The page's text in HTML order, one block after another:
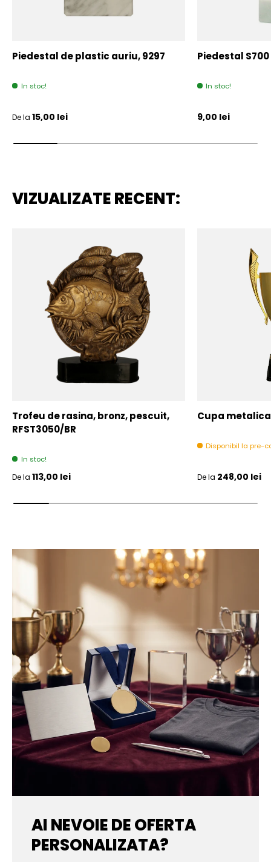
Piedestal de plastic auriu, 9297
In stoc!
Pret initial
De la 15,00 lei
Piedestal S700
In stoc!
Pret initial
9,00 lei
VIZUALIZATE RECENT:
Trofeu de rasina, bronz, pescuit,
RFST3050/BR
In stoc!
Pret initial
De la 113,00 lei
Cupa
Disponibil la pre-
Pret initial
De la 248,00 lei
AI NEVOIE DE OFERTA
PERSONALIZATA?